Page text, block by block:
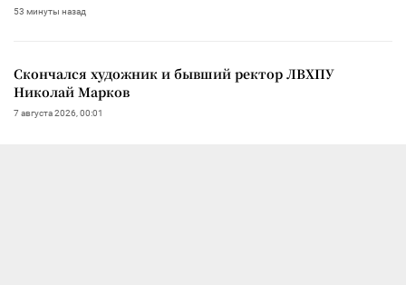
53 минуты назад
Скончался художник и бывший ректор ЛВХПУ
Николай Марков
7 августа 2026, 00:01